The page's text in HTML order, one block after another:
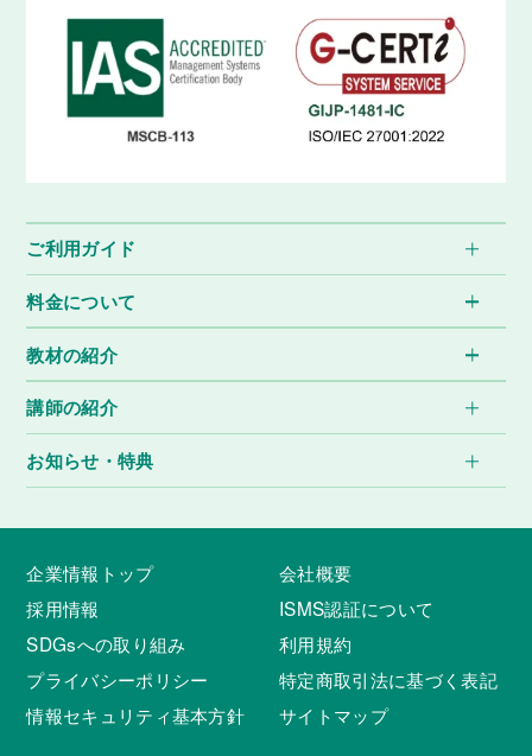
ご利用ガイド
料金について
教材の紹介
講師の紹介
お知らせ・特典
企業情報トップ
会社概要
採用情報
ISMS認証について
SDGsへの取り組み
利用規約
プライバシーポリシー
特定商取引法に基づく表記
情報セキュリティ基本方針
サイトマップ